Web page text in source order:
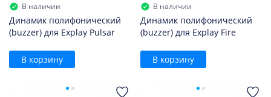
В наличии
Динамик полифонический
(buzzer) для Explay Pulsar
В корзину
В наличии
Динамик полифонический
(buzzer) для Explay Fire
В корзину